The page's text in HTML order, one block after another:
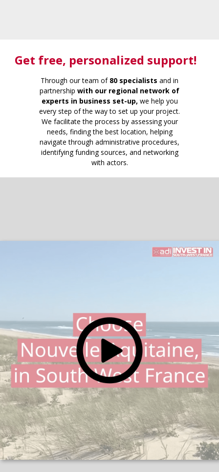
Get free, personalized support!
Through our team of 80 specialists and in
partnership with our regional network of
experts in business set-up, we help you
every step of the way to set up your project.
We facilitate the process by assessing your
needs, finding the best location, helping
navigate through administrative procedures,
identifying funding sources, and networking
with actors.